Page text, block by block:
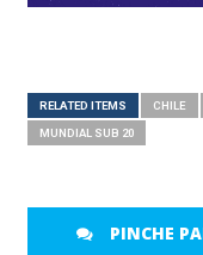
RELATED ITEMS CHILE
MUNDIAL SUB 20
PINCHE